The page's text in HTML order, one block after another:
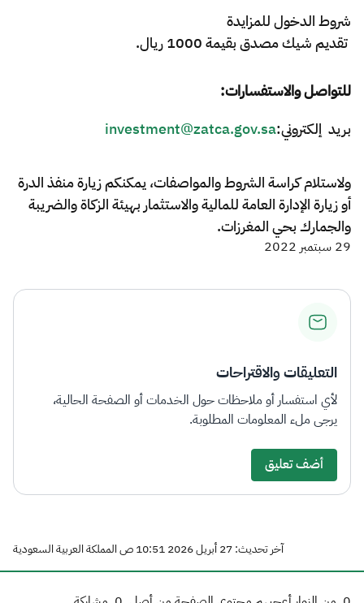
شروطالدخولللمزايدة
تقديم شيك مصدق بقيمة 1000 ريال.
للتواصل والاستفسارات:
بريد إلكتروني:investment@zatca.gov.sa
ولاستلام كراسة الشروط والمواصفات، يمكنكم زيارة منفذ الدرة
أو زيارة الإدارة العامة للمالية والاستثمار بهيئة الزكاة والضريبة
والجمارك بحي المغرزات.​
29 سبتمبر 2022
التعليقات والاقتراحات
لأي استفسار أو ملاحظات حول الخدمات أو الصفحة الحالية،
يرجى ملء المعلومات المطلوبة.
أضف تعليق
آخر تحديث: 27 أبريل 2026 10:51 ص المملكة العربية السعودية